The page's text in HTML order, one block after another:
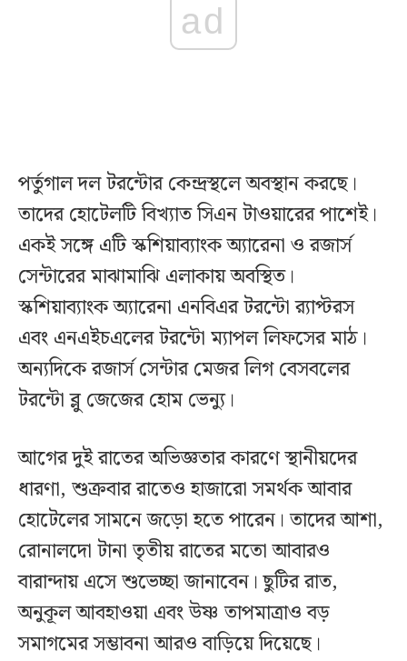
ad
পর্তুগাল দল টরন্টোর কেন্দ্রস্থলে অবস্থান করছে।
তাদের হোটেলটি বিখ্যাত সিএন টাওয়ারের পাশেই।
একই সঙ্গে এটি স্কশিয়াব্যাংক অ্যারেনা ও রজার্স
সেন্টারের মাঝামাঝি এলাকায় অবস্থিত।
স্কশিয়াব্যাংক অ্যারেনা এনবিএর টরন্টো র‌্যাপ্টরস
এবং এনএইচএলের টরন্টো ম্যাপল লিফসের মাঠ।
অন্যদিকে রজার্স সেন্টার মেজর লিগ বেসবলের
টরন্টো ব্লু জেজের হোম ভেন্যু।
আগের দুই রাতের অভিজ্ঞতার কারণে স্থানীয়দের
ধারণা, শুক্রবার রাতেও হাজারো সমর্থক আবার
হোটেলের সামনে জড়ো হতে পারেন। তাদের আশা,
রোনালদো টানা তৃতীয় রাতের মতো আবারও
বারান্দায় এসে শুভেচ্ছা জানাবেন। ছুটির রাত,
অনুকূল আবহাওয়া এবং উষ্ণ তাপমাত্রাও বড়
সমাগমের সম্ভাবনা আরও বাড়িয়ে দিয়েছে।